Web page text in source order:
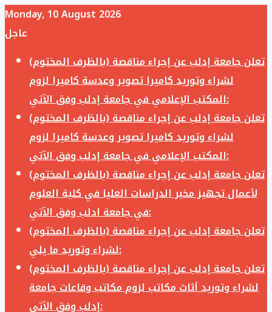
Monday, 10 August 2026
عاجل
تعلن جامعة إدلب عن إجراء مناقصة (بالظرف المختوم)
لشراء وتوريد كاميرا تصوير وعدسة كاميرا لزوم
المكتب الإعلامي في جامعة إدلب وفق الآتي:
تعلن جامعة إدلب عن إجراء مناقصة (بالظرف المختوم)
لشراء وتوريد كاميرا تصوير وعدسة كاميرا لزوم
المكتب الإعلامي في جامعة إدلب وفق الآتي:
تعلن جامعة إدلب عن إجراء مناقصة (بالظرف المختوم)
لأعمال تجهيز مخبر الدراسات العليا في كلية العلوم
في جامعة ادلب وفق الآتي:
تعلن جامعة إدلب عن إجراء مناقصة (بالظرف المختوم)
لشراء وتوريد ما يلي:
تعلن جامعة إدلب عن إجراء مناقصة (بالظرف المختوم)
لشراء وتوريد أثاث مكاتب لزوم مكاتب وقاعات جامعة
إدلب وفق الآتي: